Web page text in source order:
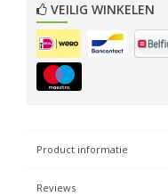
VEILIG WINKELEN
Product informatie
Reviews